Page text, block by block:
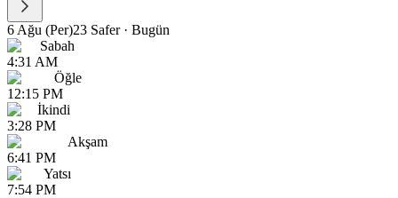
6 Ağu (Per)23 Safer· Bugün
Sabah
4:31 AM
Öğle
12:15 PM
İkindi
3:28 PM
Akşam
6:41 PM
Yatsı
7:54 PM